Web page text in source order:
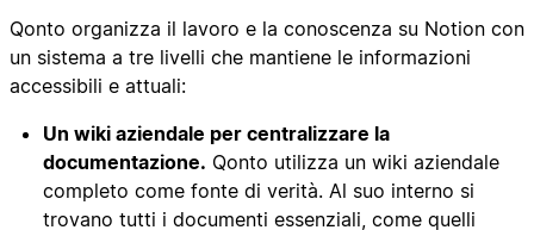
Qonto organizza il lavoro e la conoscenza su Notion con
un sistema a tre livelli che mantiene le informazioni
accessibili e attuali:
Un wiki aziendale per centralizzare la
documentazione. Qonto utilizza un wiki aziendale
completo come fonte di verità. Al suo interno si
trovano tutti i documenti essenziali, come quelli